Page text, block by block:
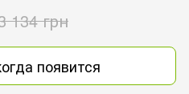
134 грн
появится